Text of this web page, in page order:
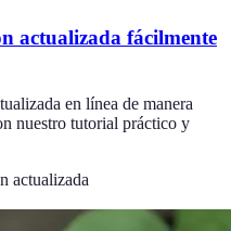
actualizada fácilmente
en línea de manera
nuestro tutorial práctico y
actualizada